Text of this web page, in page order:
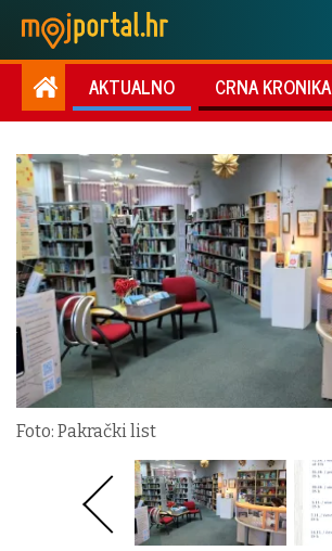
AKTUALNO CRNA KRONIKA
Foto: Pakrački list